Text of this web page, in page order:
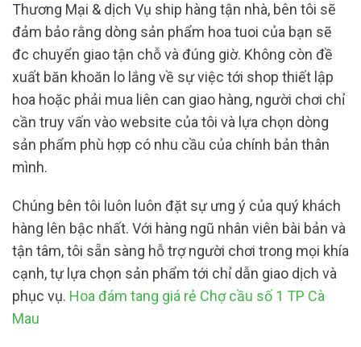
Thương Mại & dịch Vụ ship hàng tận nhà, bên tôi sẽ
đảm bảo rằng dòng sản phẩm hoa tuoi của bạn sẽ
đc chuyển giao tận chỗ và đúng giờ. Không còn đề
xuất băn khoăn lo lắng về sự việc tới shop thiết lập
hoa hoặc phải mua liên can giao hàng, người chơi chỉ
cần truy vấn vào website của tôi và lựa chọn dòng
sản phẩm phù hợp có nhu cầu của chính bản thân
mình.
Chúng bên tôi luôn luôn đặt sự ưng ý của quý khách
hàng lên bậc nhất. Với hàng ngũ nhân viên bài bản và
tận tâm, tôi sẵn sàng hỗ trợ người chơi trong mọi khía
cạnh, tự lựa chọn sản phẩm tới chỉ dẫn giao dịch và
phục vụ. Hoa đám tang giá rẻ Chợ cầu số 1 TP Cà
Mau